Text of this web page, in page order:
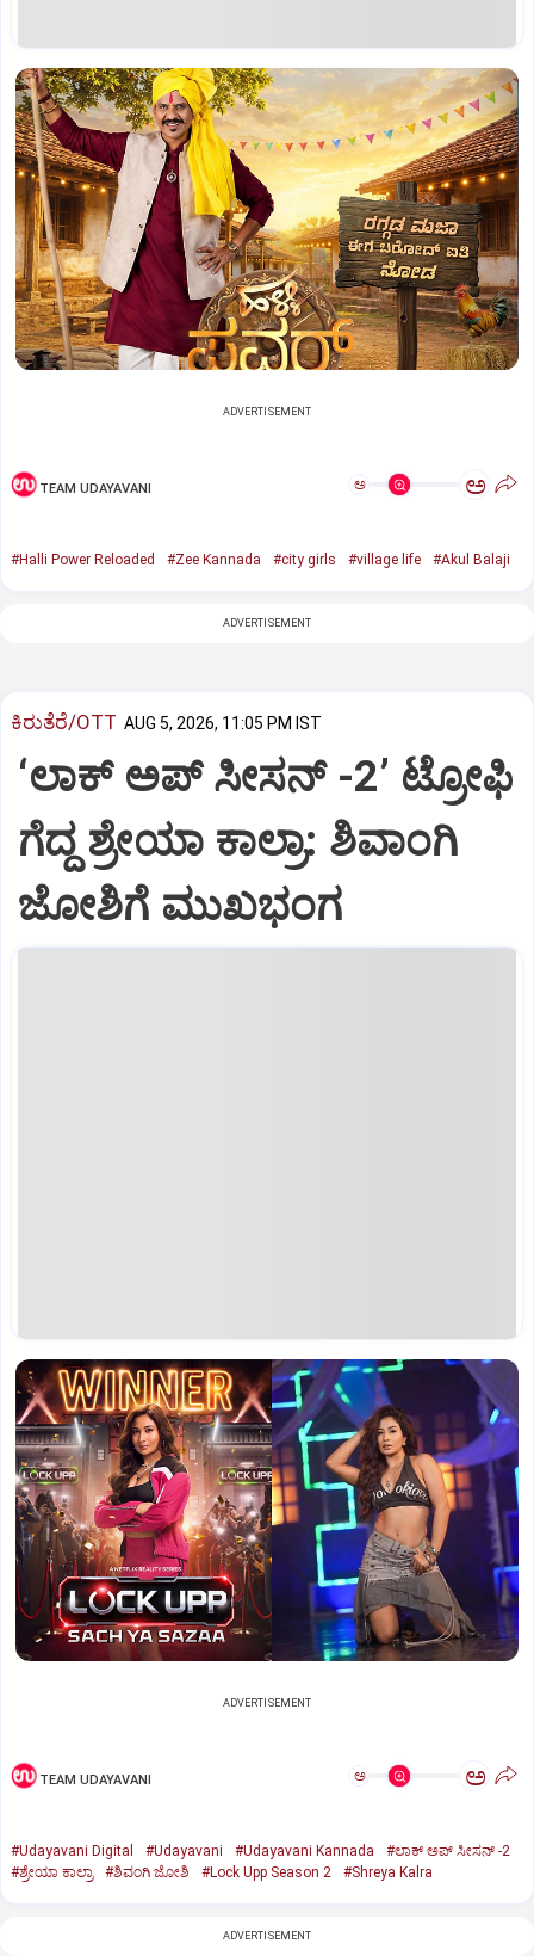
ADVERTISEMENT
TEAM UDAYAVANI ಅ ಅ
#Halli Power Reloaded #Zee Kannada #city girls #village life #Akul Balaji
ADVERTISEMENT
ಕಿರುತೆರೆ/OTT AUG 5, 2026, 11:05 PM IST
‘ಲಾಕ್ ಅಪ್ ಸೀಸನ್‌ -2ʼ ಟ್ರೋಫಿ
ಗೆದ್ದ ಶ್ರೇಯಾ ಕಾಲ್ರಾ: ಶಿವಾಂಗಿ
ಜೋಶಿಗೆ ಮುಖಭಂಗ
ADVERTISEMENT
TEAM UDAYAVANI ಅ ಅ
#Udayavani Digital #Udayavani #Udayavani Kannada
#ಲಾಕ್ ಅಪ್ ಸೀಸನ್‌ -2
#ಶ್ರೇಯಾ ಕಾಲ್ರಾ
#ಶಿವಂಗಿ ಜೋಶಿ #Lock Upp Season 2 #Shreya Kalra
ADVERTISEMENT